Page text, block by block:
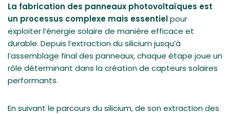
La fabrication des panneaux photovoltaïques est
un processus complexe mais essentielpour
exploiter l’énergie solaire de manière efficace et
durable. Depuis l’extraction du silicium jusqu’à
l’assemblage final des panneaux, chaque étape joue un
rôle déterminant dans la création de capteurs solaires
performants.
En suivant le parcours du silicium, de son extraction des